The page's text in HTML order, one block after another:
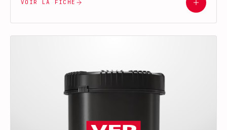
VOIR LA FICHE